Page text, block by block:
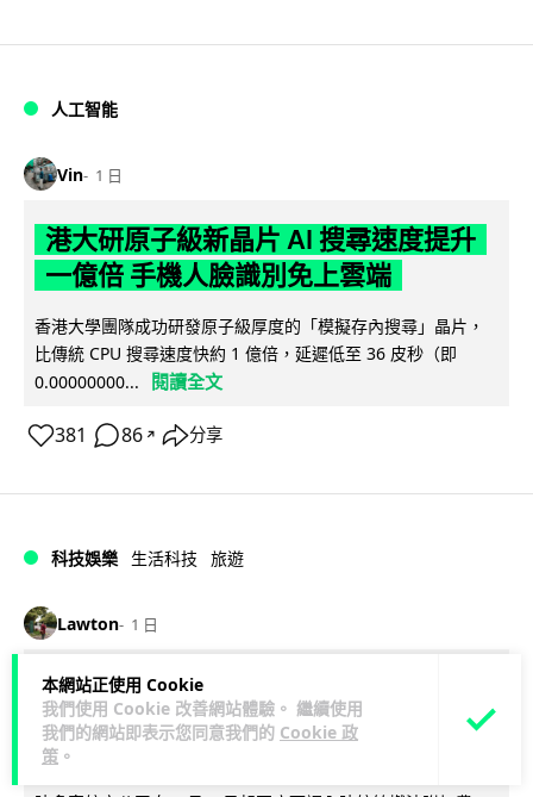
本網站正使用 Cookie
我們使用 Cookie 改善網站體驗。 繼續使用
我們的網站即表示您同意我們的 Cookie 政
策 。
人工智能
Vin 1 日
港大研原子級新晶片 AI 搜尋速度提升
一億倍 手機人臉識別免上雲端
香港大學團隊成功研發原子級厚度的「模擬存內搜尋」晶片，
比傳統 CPU 搜尋速度快約 1 億倍，延遲低至 36 皮秒（即
0.00000000...
閱讀全文
381 86 ↗ 分享
科技娛樂 生活科技 旅遊
Lawton 1 日
中國大陸航線燃油附加費今日再降 連續
3 個月下調